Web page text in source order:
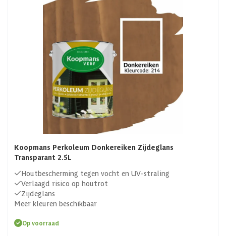
Koopmans Perkoleum Donkereiken Zijdeglans
Transparant 2.5L
Houtbescherming tegen vocht en UV-straling
Verlaagd risico op houtrot
Zijdeglans
Meer kleuren beschikbaar
Op voorraad